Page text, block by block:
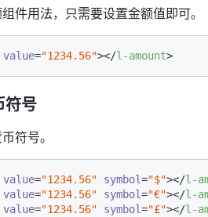
件用法，只需要设置金额值即可。
value="1234.56"></l-amount>
符号
符号。
value="1234.56" symbol="$"></l-
value="1234.56" symbol="€"></l-
value="1234.56" symbol="£"></l-